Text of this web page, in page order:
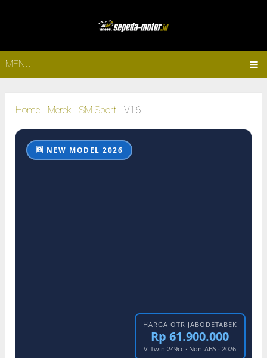
MENU
Home - Merek -SM Sport -V16
🆕 NEW MODEL 2026
HARGA OTR JABODETABEK
Rp 61.900.000
V-Twin 249cc · Non-ABS · 2026